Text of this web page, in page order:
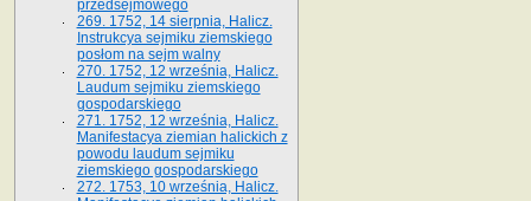
przedsejmowego
269. 1752, 14 sierpnia, Halicz.
Instrukcya sejmiku ziemskiego
posłom na sejm walny
270. 1752, 12 września, Halicz.
Laudum sejmiku ziemskiego
gospodarskiego
271. 1752, 12 września, Halicz.
Manifestacya ziemian halickich z
powodu laudum sejmiku
ziemskiego gospodarskiego
272. 1753, 10 września, Halicz.